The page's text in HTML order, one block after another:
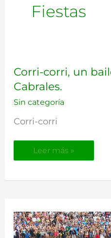
Fiestas
Corri-corri, un
Cabrales.
Sin categoría
Corri-corri
Corri-
corri,
un
baile
de
Leer más »